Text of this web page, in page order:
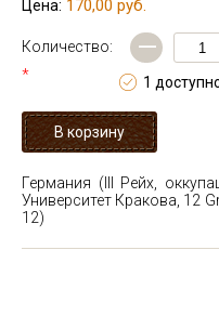
Цена: 170,00 руб.
Количество:
*
—
1
Германия (III Рейх,
Университет Кракова, 12
12)